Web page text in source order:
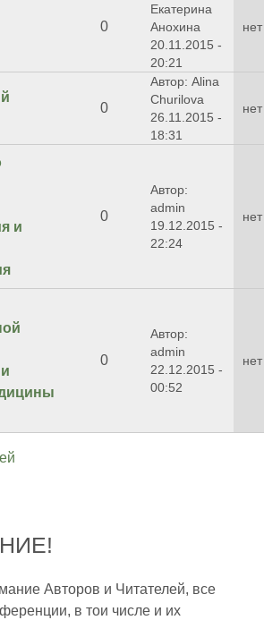
0
Екатерина
Анохина
20.11.2015 -
20:21
нет
0
Автор: Alina
Churilova
26.11.2015 -
18:31
нет
и
0
Автор:
admin
19.12.2015 -
22:24
нет
0
Автор:
admin
22.12.2015 -
00:52
нет
Авторов и Читателей, все
в тои числе и их